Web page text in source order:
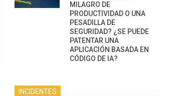
MILAGRO DE
PRODUCTIVIDAD O UNA
PESADILLA DE
SEGURIDAD? ¿SE PUEDE
PATENTAR UNA
APLICACIÓN BASADA EN
CÓDIGO DE IA?
INCIDENTES